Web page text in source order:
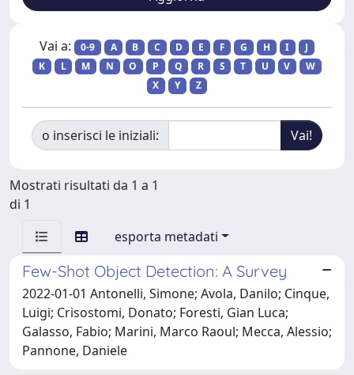
Vai a: 0-9 A B C D E F G H I
J
K
L M N O P Q R S T U V
W
X
Y Z
o inserisci le iniziali:
Mostrati risultati da 1 a 1
di 1
esporta metadati
Few-Shot Object Detection: A Survey
2022-01-01 Antonelli, Simone; Avola, Danilo; Cinque,
Luigi; Crisostomi, Donato; Foresti, Gian Luca;
Galasso, Fabio; Marini, Marco Raoul; Mecca, Alessio;
Pannone, Daniele